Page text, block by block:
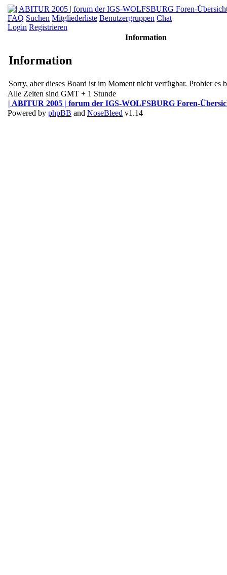
FAQ Suchen Mitgliederliste Benutzergruppen Chat
Login Registrieren
Information
Information
Sorry, aber dieses Board ist im Moment nicht verfügbar. Probier es
Alle Zeiten sind GMT + 1 Stunde
| ABITUR 2005 | forum der IGS-WOLFSBURG Foren-
Powered by phpBB and NoseBleed v1.14